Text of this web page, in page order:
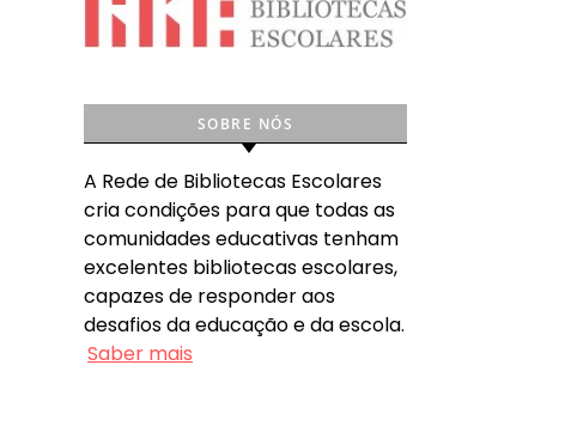
SOBRE NÓS
A Rede de Bibliotecas Escolares
cria condições para que todas as
comunidades educativas tenham
excelentes bibliotecas escolares,
capazes de responder aos
desafios da educação e da escola.
Saber mais